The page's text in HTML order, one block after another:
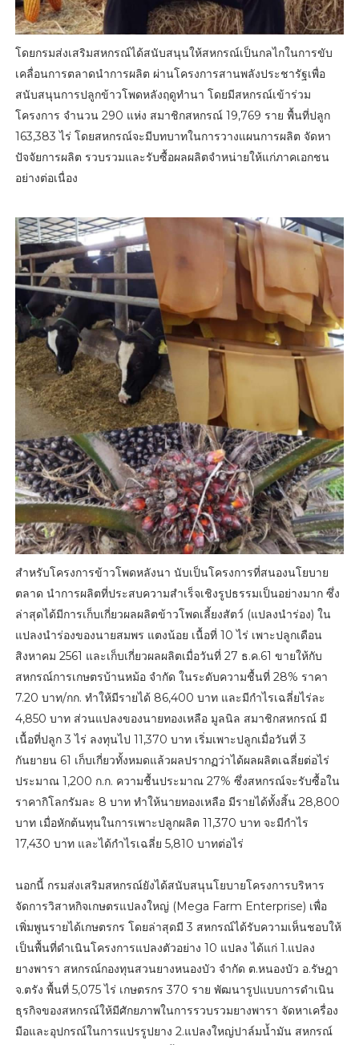
โดยกรมส่งเสริมสหกรณ์ได้สนับสนุนให้สหกรณ์เป็นกลไกในการขับ
เคลื่อนการตลาดนำการผลิต ผ่านโครงการสานพลังประชารัฐเพื่อ
สนับสนุนการปลูกข้าวโพดหลังฤดูทำนา โดยมีสหกรณ์เข้าร่วม
โครงการ จำนวน 290 แห่ง สมาชิกสหกรณ์ 19,769 ราย พื้นที่ปลูก
163,383 ไร่ โดยสหกรณ์จะมีบทบาทในการวางแผนการผลิต จัดหา
ปัจจัยการผลิต รวบรวมและรับซื้อผลผลิตจำหน่ายให้แก่ภาคเอกชน
อย่างต่อเนื่อง
สำหรับโครงการข้าวโพดหลังนา นับเป็นโครงการที่สนองนโยบาย
ตลาด นำการผลิตที่ประสบความสำเร็จเชิงรูปธรรมเป็นอย่างมาก ซึ่ง
ล่าสุดได้มีการเก็บเกี่ยวผลผลิตข้าวโพดเลี้ยงสัตว์ (แปลงนำร่อง) ใน
แปลงนำร่องของนายสมพร แตงน้อย เนื้อที่ 10 ไร่ เพาะปลูกเดือน
สิงหาคม 2561 และเก็บเกี่ยวผลผลิตเมื่อวันที่ 27 ธ.ค.61 ขายให้กับ
สหกรณ์การเกษตรบ้านหม้อ จำกัด ในระดับความชื้นที่ 28% ราคา
7.20 บาท/กก. ทำให้มีรายได้ 86,400 บาท และมีกำไรเฉลี่ยไร่ละ
4,850 บาท ส่วนแปลงของนายทองเหลือ มูลนิล สมาชิกสหกรณ์ มี
เนื้อที่ปลูก 3 ไร่ ลงทุนไป 11,370 บาท เริ่มเพาะปลูกเมื่อวันที่ 3
กันยายน 61 เก็บเกี่ยวทั้งหมดแล้วผลปรากฏว่าได้ผลผลิตเฉลี่ยต่อไร่
ประมาณ 1,200 ก.ก. ความชื้นประมาณ 27% ซึ่งสหกรณ์จะรับซื้อใน
ราคากิโลกรัมละ 8 บาท ทำให้นายทองเหลือ มีรายได้ทั้งสิ้น 28,800
บาท เมื่อหักต้นทุนในการเพาะปลูกผลิต 11,370 บาท จะมีกำไร
17,430 บาท และได้กำไรเฉลี่ย 5,810 บาทต่อไร่
นอกนี้ กรมส่งเสริมสหกรณ์ยังได้สนับสนุนโยบายโครงการบริหาร
จัดการวิสาหกิจเกษตรแปลงใหญ่ (Mega Farm Enterprise) เพื่อ
เพิ่มพูนรายได้เกษตรกร โดยล่าสุดมี 3 สหกรณ์ได้รับความเห็นชอบให้
เป็นพื้นที่ดำเนินโครงการแปลงตัวอย่าง 10 แปลง ได้แก่ 1.แปลง
ยางพารา สหกรณ์กองทุนสวนยางหนองบัว จำกัด ต.หนองบัว อ.รัษฎา
จ.ตรัง พื้นที่ 5,075 ไร่ เกษตรกร 370 ราย พัฒนารูปแบบการดำเนิน
ธุรกิจของสหกรณ์ให้มีศักยภาพในการรวบรวมยางพารา จัดหาเครื่อง
มือและอุปกรณ์ในการแปรรูปยาง 2.แปลงใหญ่ปาล์มน้ำมัน สหกรณ์